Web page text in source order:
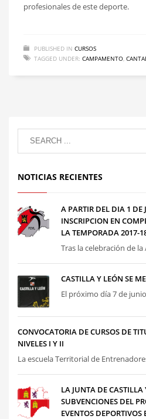
profesionales de este deporte.
PUBLISHED IN CURSOS
TAGGED UNDER: CAMPAMENTO
NOTICIAS RECIENTES
A PARTIR DEL DIA 1 DE
INSCRIPCION EN
LA TEMPORADA 2017-
Tras la celebración de
CASTILLA Y LEÓN SE
El próximo día 7 de
CONVOCATORIA DE CURSOS DE
NIVELES I Y II
La escuela Territorial de
LA JUNTA DE
SUBVENCIONES DEL
EVENTOS